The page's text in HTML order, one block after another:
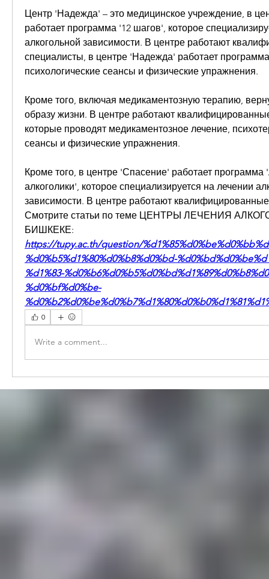
Центр 'Надежда' – это медицинское учреждение, в
работает программа '12 шагов', которое
алкогольной зависимости. В центре работают
специалисты, в центре 'Надежда' работает
психологические сеансы и физические упражнения.
Кроме того, включая медикаментозную терапию,
образу жизни. В центре работают
которые проводят медикаментозное лечение,
сеансы и физические упражнения.
Кроме того, в центре 'Спасение' работает
алкоголики', которое специализируется на лечении
зависимости. В центре работают
Смотрите статьи по теме ЦЕНТРЫ ЛЕЧЕНИЯ
БИШКЕКЕ:
https://tupy.ac.th/question/
%d0%b5%d1%80%d0%b8%d0%bd-
%d1%83-
%d0%bf%d0%be-
0
Write a comment...